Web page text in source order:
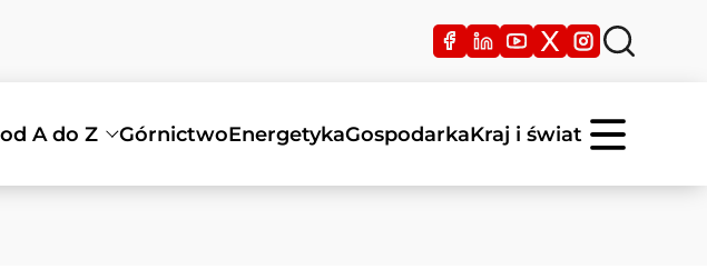
A do Z GórnictwoEnergetykaGospodarkaKraj i świat